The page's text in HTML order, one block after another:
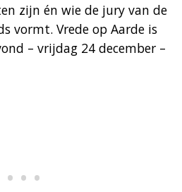
zijn én wie de jury van de
vormt. Vrede op Aarde is
– vrijdag 24 december –